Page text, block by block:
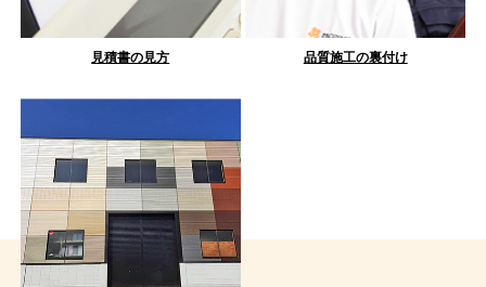
見積書の見方 品質施工の裏付け